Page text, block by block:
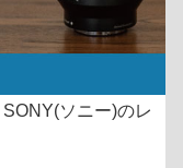
ソニー)のレ